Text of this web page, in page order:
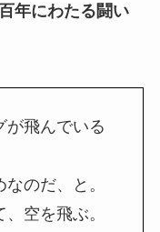
年にわたる闘い
が飛んでいる
なのだ、と。
空を飛ぶ。